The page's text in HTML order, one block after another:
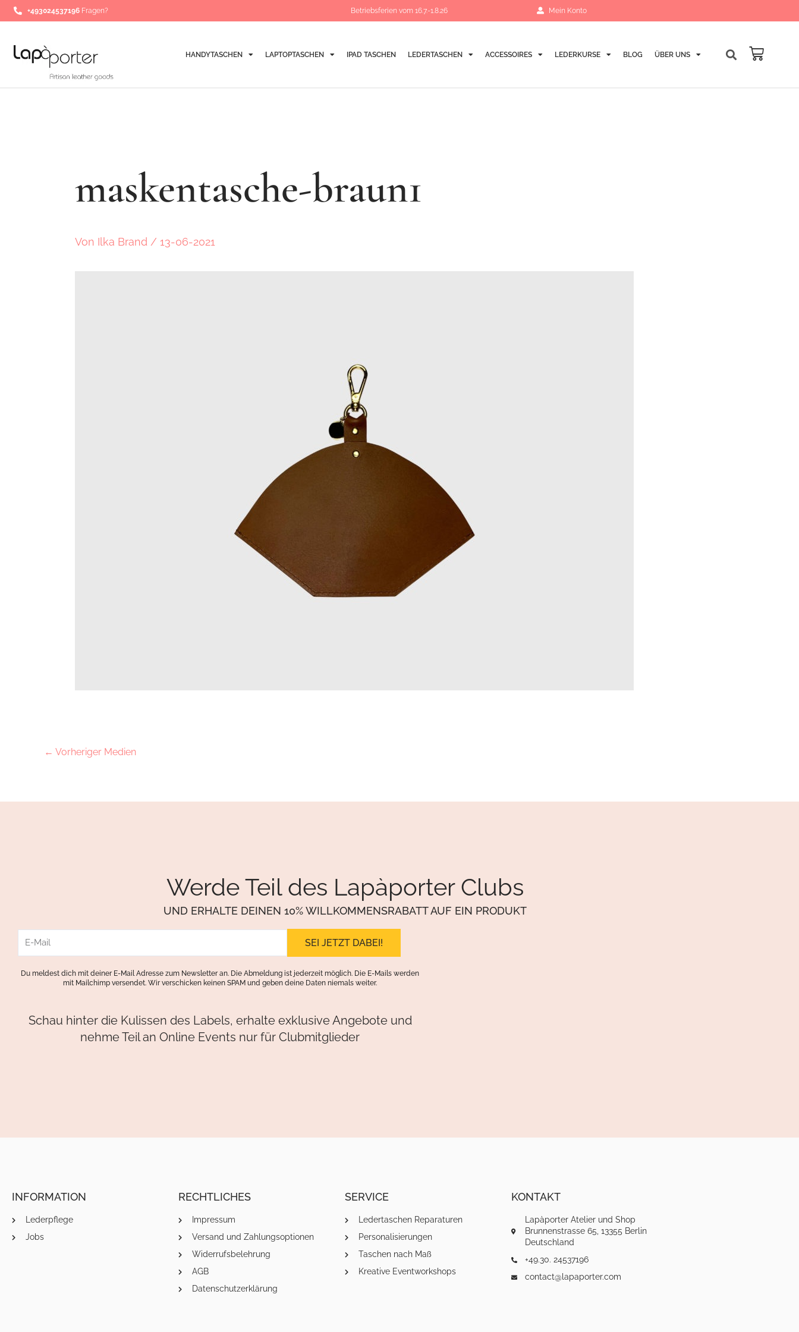
Zum
Inhalt
+493024537196 Fragen? Betriebsferien vom 16.7.-1.8.26 Mein Konto
HANDYTASCHEN LAPTOPTASCHEN IPAD TASCHEN LEDERTASCHEN ACCESSOIRES LEDERKURSE BLOG ÜBER UNS
maskentasche-braun1
Von Ilka Brand / 13-06-2021
Post
navigation
← Vorheriger Medien
Werde Teil des Lapàporter Clubs
UND ERHALTE DEINEN 10% WILLKOMMENSRABATT AUF EIN PRODUKT
Du meldest dich mit deiner E-Mail Adresse zum Newsletter an. Die Abmeldung ist jederzeit möglich. Die E-Mails werden
mit Mailchimp versendet. Wir verschicken keinen SPAM und geben deine Daten niemals weiter.
Schau hinter die Kulissen des Labels, erhalte exklusive Angebote und
nehme Teil an Online Events nur für Clubmitglieder
INFORMATION
Lederpflege
Jobs
RECHTLICHES
Impressum
Versand und Zahlungsoptionen
Widerrufsbelehrung
AGB
Datenschutzerklärung
SERVICE
Ledertaschen Reparaturen
Personalisierungen
Taschen nach Maß
Kreative Eventworkshops
KONTAKT
Lapàporter Atelier und Shop
Brunnenstrasse 65, 13355 Berlin
Deutschland
+49.30. 24537196
contact@lapaporter.com